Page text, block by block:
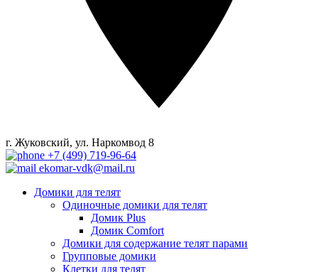
г. Жуковский, ул. Наркомвод 8
+7 (499) 719-96-64
ekomar-vdk@mail.ru
Домики для телят
Одиночные домики для телят
Домик Plus
Домик Comfort
Домики для содержание телят парами
Групповые домики
Клетки для телят